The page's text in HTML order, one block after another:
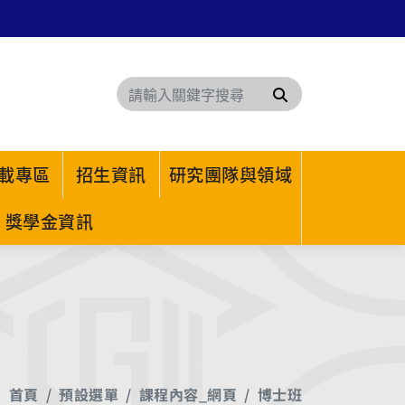
搜尋
專區 招生資訊
研究團隊與領域
獎學金資訊
首頁 預設選單 課程內容_網頁 博士班